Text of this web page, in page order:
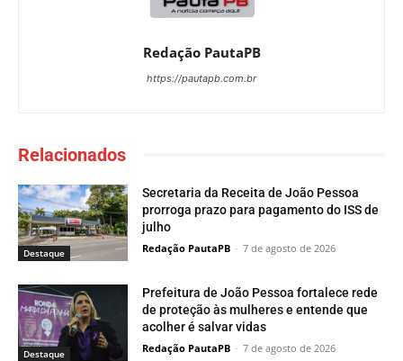
Redação PautaPB
https://pautapb.com.br
Relacionados
Destaque
Secretaria da Receita de João Pessoa
prorroga prazo para pagamento do ISS de
julho
Redação PautaPB - 7 de agosto de 2026
Destaque
Prefeitura de João Pessoa fortalece rede
de proteção às mulheres e entende que
acolher é salvar vidas
Redação PautaPB - 7 de agosto de 2026